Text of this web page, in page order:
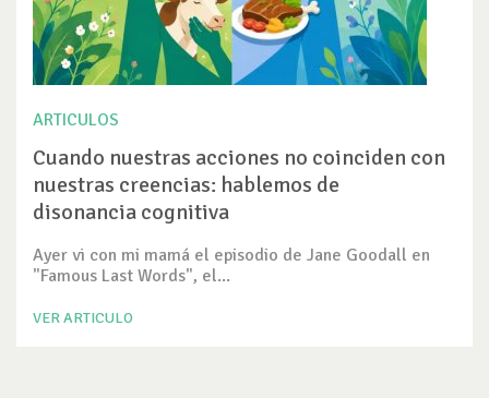
ARTICULOS
Cuando nuestras acciones no coinciden con
nuestras creencias: hablemos de
disonancia cognitiva
Ayer vi con mi mamá el episodio de Jane Goodall en
"Famous Last Words", el...
VER ARTICULO